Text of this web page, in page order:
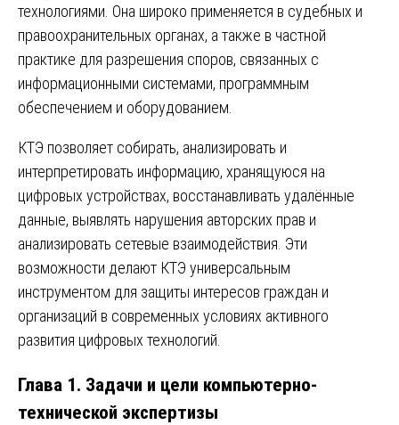
технологиями. Она широко применяется в судебных и
правоохранительных органах, а также в частной
практике для разрешения споров, связанных с
информационными системами, программным
обеспечением и оборудованием.
КТЭ позволяет собирать, анализировать и
интерпретировать информацию, хранящуюся на
цифровых устройствах, восстанавливать удалённые
данные, выявлять нарушения авторских прав и
анализировать сетевые взаимодействия. Эти
возможности делают КТЭ универсальным
инструментом для защиты интересов граждан и
организаций в современных условиях активного
развития цифровых технологий.
Глава 1. Задачи и цели компьютерно-
технической экспертизы